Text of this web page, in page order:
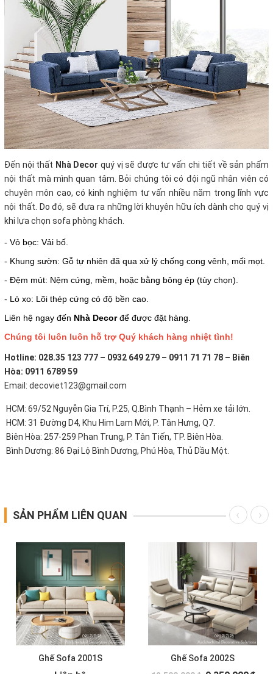
Đến nội thất Nhà Decorquý vị sẽ được tư vấn chi tiết về sản phẩm
nội thất mà mình quan tâm. Bỏi chúng tôi có đội ngũ nhân viên có
chuyên môn cao, có kinh nghiệm tư vấn nhiều năm trong lĩnh vực
nội thất. Do đó, sẽ đưa ra những lời khuyên hữu ích dành cho quý vị
khi lựa chọn sofa phòng khách.
- Vỏ bọc: Vải bố.
- Khung sườn: Gỗ tự nhiên đã qua xử lý chống cong vênh, mối mọt.
- Đệm mút: Nệm cứng, mềm, hoặc bằng bông ép (tùy chọn).
- Lò xo: Lõi thép cứng có độ bền cao.
Liên hệ ngay đến Nhà Decorđể được đặt hàng.
Chúng tôi luôn luôn hỗ trợ Quý khách hàng nhiệt tình!
Hotline: 028.35 123 777 – 0932 649 279 – 0911 71 71 78 – Biên
Hòa: 0911 6789 59
Email: decoviet123@gmail.com
HCM: 69/52 Nguyễn Gia Trí, P.25, Q.Bình Thạnh – Hẻm xe tải lớn.
HCM: 31 Đường D4, Khu Him Lam Mới, P. Tân Hưng, Q7.
Biên Hòa: 257-259 Phan Trung, P. Tân Tiến, TP. Biên Hòa.
Bình Dương: 86 Đại Lộ Bình Dương, Phú Hòa, Thủ Dầu Một.
SẢN PHẨM LIÊN QUAN
Ghế Sofa 2001S
Ghế Sofa 2002S